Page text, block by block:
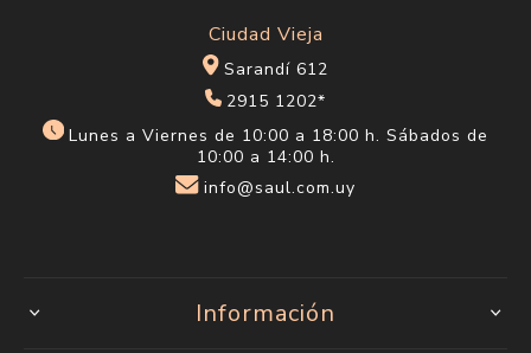
Ciudad Vieja
Sarandí 612
2915 1202*
Lunes a Viernes de 10:00 a 18:00 h. Sábados de
10:00 a 14:00 h.
info@saul.com.uy
Información